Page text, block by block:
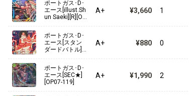
【ST-02】最悪の世代
【ST-01】麦わらの一味
3rd ANNIVERSARY SET
ル][OP03-001]
ポートガス･D･
エース[illust.Sh
un Saeki][R][OP
A+ ¥3,660 1
ポートガス･D･
エース[スタン
ダードバトル]
acchan][R][OP0
7-053]
A+ ¥880 0
ポートガス･D･
エース[SEC★]
[OP07-119]
A+ ¥1,990 2